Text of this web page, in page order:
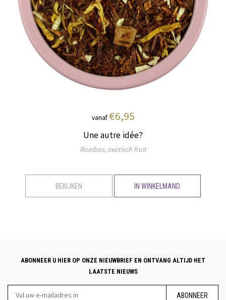
vanaf €6,95
Une autre idée?
Rooibos, exotisch fruit
BEKIJKEN IN WINKELMAND
ABONNEER U HIER OP ONZE NIEUWBRIEF EN ONTVANG ALTIJD HET
LAATSTE NIEUWS
ABONNEER